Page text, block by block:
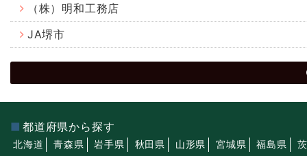
（株）明和工務店
JA堺市
都道府県から探す
北海道 青森県 岩手県 秋田県 山形県 宮城県 福島県